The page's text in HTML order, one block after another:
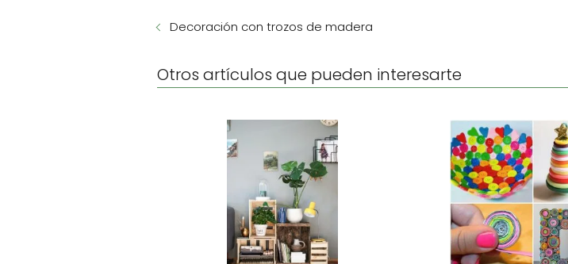
Decoración con trozos de madera
Otros artículos que pueden interesarte